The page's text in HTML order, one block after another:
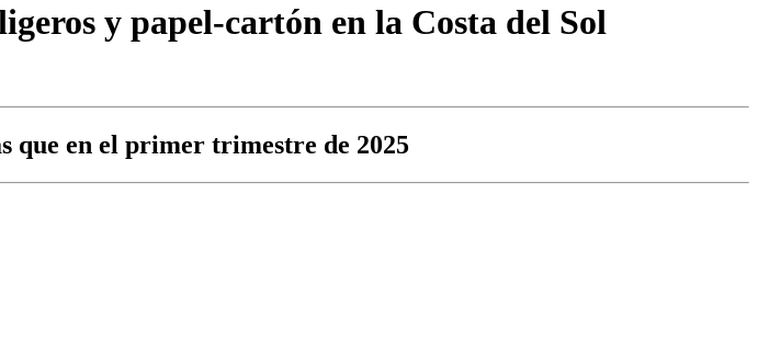
y papel-cartón en la Costa del Sol
que en el primer trimestre de 2025